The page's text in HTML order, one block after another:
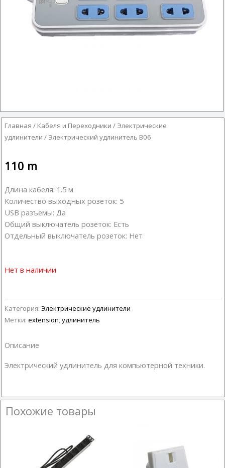
Главная / Кабеля и Переходники / Электрические
удлинители / Электрический удлинитель B06
110 m
Длина кабеля: 1.5 м
Количество выходных розеток: 5
USB разъемы: Да
Общий выключатель розеток: Есть
Отдельный выключатель розеток: Нет
Нет в наличии
Категория: Электрические удлинители
Метки: extension удлинитель
Описание
Электрический удлинитель для компьютерной техники.
Похожие товары